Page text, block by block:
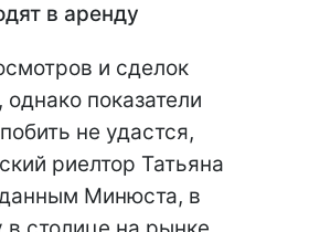
в аренду
и сделок
показатели
не удастся,
риелтор Татьяна
Минюста, в